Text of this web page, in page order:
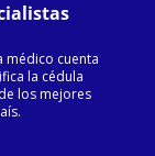
médico cuenta
la cédula
los mejores